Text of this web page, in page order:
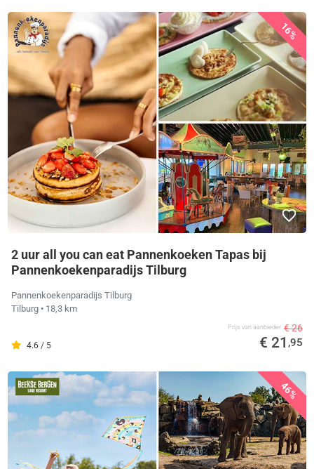
16%
2 uur all you can eat Pannenkoeken Tapas bij
Pannenkoekenparadijs Tilburg
Pannenkoekenparadijs Tilburg
Tilburg • 18,3 km
4.6 / 5
Prijs van aanbieder € 26
€ 21 ,95
46%